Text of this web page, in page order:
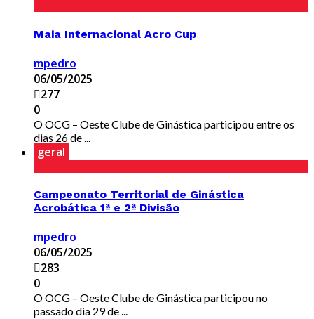
Maia Internacional Acro Cup
mpedro
06/05/2025
277
0
O OCG – Oeste Clube de Ginástica participou entre os
dias 26 de ...
geral
Campeonato Territorial de Ginástica
Acrobática 1ª e 2ª Divisão
mpedro
06/05/2025
283
0
O OCG – Oeste Clube de Ginástica participou no
passado dia 29 de ...